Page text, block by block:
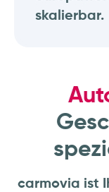
skalierbar.
carmovia ist